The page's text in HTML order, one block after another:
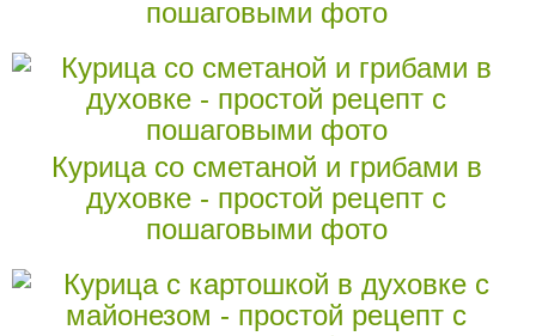
пошаговыми фото
Курица со сметаной и грибами в
духовке - простой рецепт с
пошаговыми фото